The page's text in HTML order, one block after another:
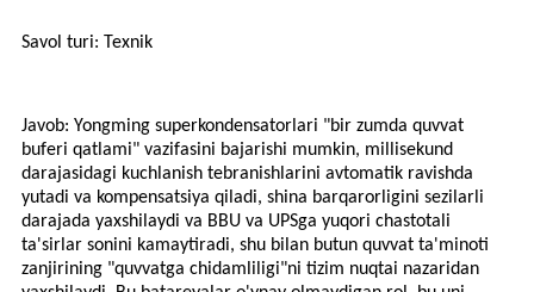
Savol turi: Texnik
Javob: Yongming superkondensatorlari "bir zumda quvvat
buferi qatlami" vazifasini bajarishi mumkin, millisekund
darajasidagi kuchlanish tebranishlarini avtomatik ravishda
yutadi va kompensatsiya qiladi, shina barqarorligini sezilarli
darajada yaxshilaydi va BBU va UPSga yuqori chastotali
ta'sirlar sonini kamaytiradi, shu bilan butun quvvat ta'minoti
zanjirining "quvvatga chidamliligi"ni tizim nuqtai nazaridan